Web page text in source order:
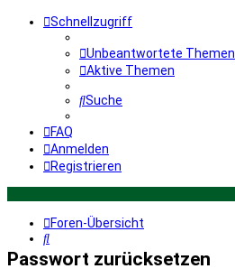
Schnellzugriff
Unbeantwortete Themen
Aktive Themen
Suche
FAQ
Anmelden
Registrieren
Foren-Übersicht
Suche
Passwort zurücksetzen